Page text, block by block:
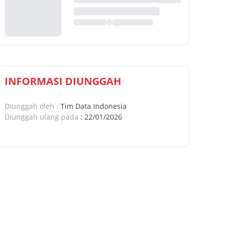
INFORMASI DIUNGGAH
Diunggah oleh : Tim Data Indonesia
Diunggah ulang pada : 22/01/2026